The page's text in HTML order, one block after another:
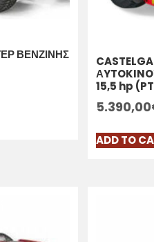
ΒΕΝΖΙΝΗΣ
15,5 hp
5.390,00
ADD TO